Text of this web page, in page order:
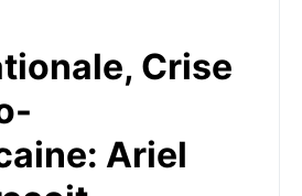
Crise
Ariel